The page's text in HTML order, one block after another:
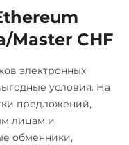
Ontology (ONT)
Optimism (OP)
Pax Dollar (USDP)
Pepe
Альфа-Банк
RUB
Газпромбанк RUB
Евразийский Банк KZT
Master CHF
электронных
условия. На
предложений,
лицам и
обменники,